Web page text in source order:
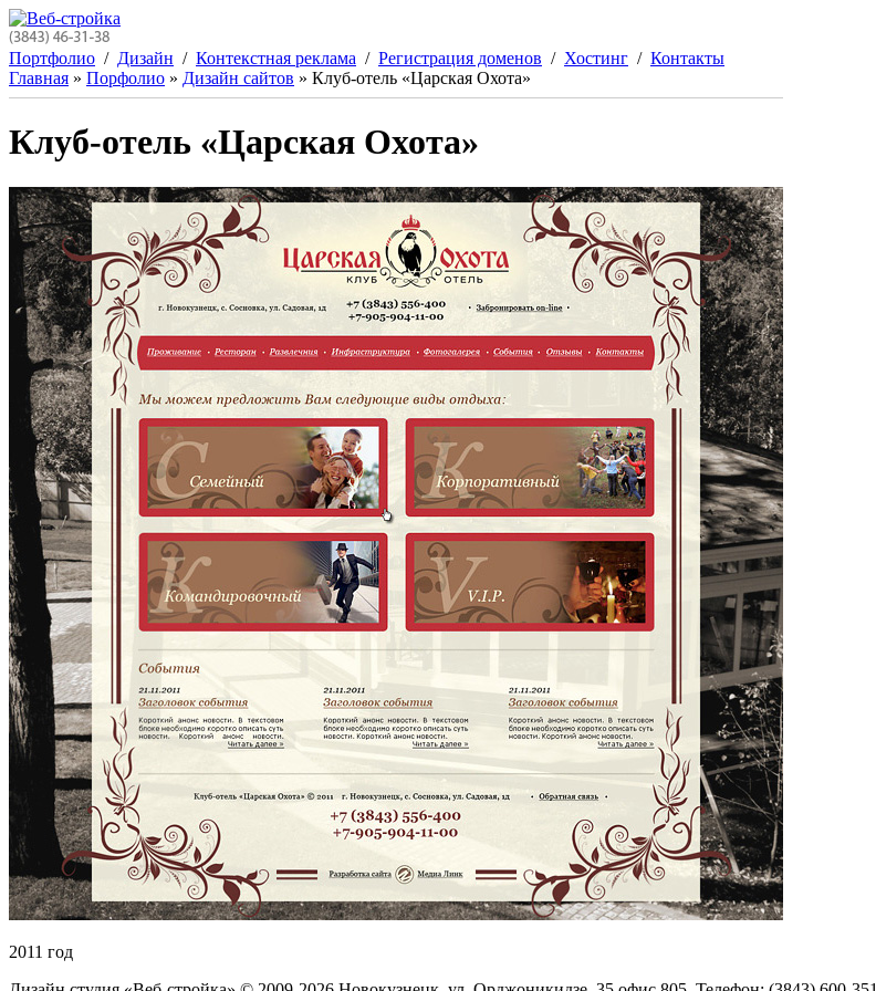
Перейти к основному содержанию
Портфолио / Дизайн / Контекстная реклама / Регистрация доменов / Хостинг / Контакты
Вы здесь
Главная » Порфолио » Дизайн сайтов » Клуб-отель «Царская Охота»
Клуб-отель «Царская Охота»
2011 год